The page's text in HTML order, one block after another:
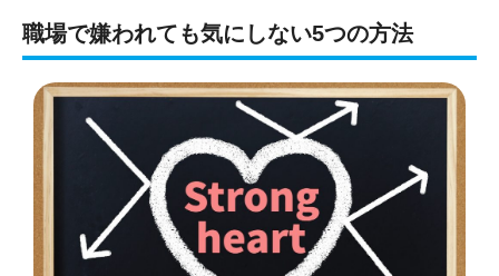
職場で嫌われても気にしない5つの方法